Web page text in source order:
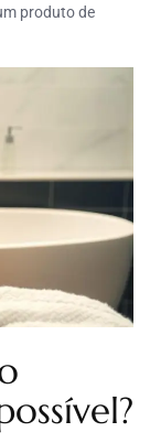
produto de